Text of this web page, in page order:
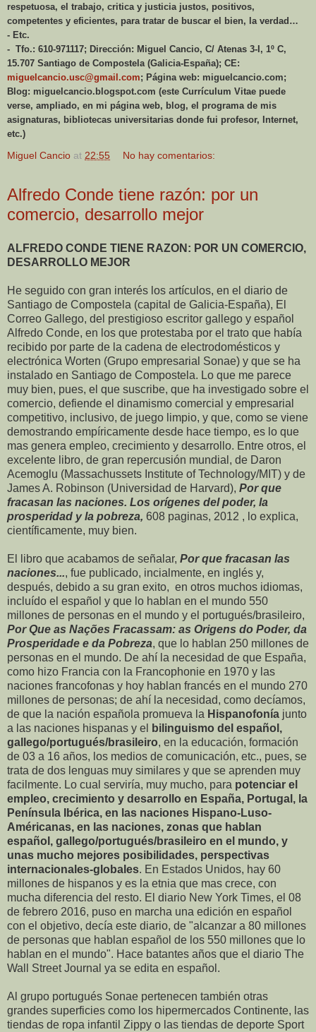
respetuosa, el trabajo, critica y justicia justos, positivos,
competentes y eficientes, para tratar de buscar el bien, la verdad…
- Etc.
- Tfo.: 610-971117; Dirección: Miguel Cancio, C/ Atenas 3-I, 1º C,
15.707 Santiago de Compostela (Galicia-España); CE:
miguelcancio.usc@gmail.com; Página web: miguelcancio.com;
Blog: miguelcancio.blogspot.com (este Currículum Vitae puede
verse, ampliado, en mi página web, blog, el programa de mis
asignaturas, bibliotecas universitarias donde fui profesor, Internet,
etc.)
Miguel Cancio at 22:55 No hay comentarios:
Alfredo Conde tiene razón: por un
comercio, desarrollo mejor
ALFREDO CONDE TIENE RAZON: POR UN COMERCIO,
DESARROLLO MEJOR
He seguido con gran interés los artículos, en el diario de
Santiago de Compostela (capital de Galicia-España), El
Correo Gallego, del prestigioso escritor gallego y español
Alfredo Conde, en los que protestaba por el trato que había
recibido por parte de la cadena de electrodomésticos y
electrónica Worten (Grupo empresarial Sonae) y que se ha
instalado en Santiago de Compostela. Lo que me parece
muy bien, pues, el que suscribe, que ha investigado sobre el
comercio, defiende el dinamismo comercial y empresarial
competitivo, inclusivo, de juego limpio, y que, como se viene
demostrando empíricamente desde hace tiempo, es lo que
mas genera empleo, crecimiento y desarrollo. Entre otros, el
excelente libro, de gran repercusión mundial, de Daron
Acemoglu (Massachussets Institute of Technology/MIT) y de
James A. Robinson (Universidad de Harvard), Por que
fracasan las naciones. Los orígenes del poder, la
prosperidad y la pobreza, 608 paginas, 2012 , lo explica,
científicamente, muy bien.
El libro que acabamos de señalar, Por que fracasan las
naciones..., fue publicado, incialmente, en inglés y,
después, debido a su gran exito, en otros muchos idiomas,
incluído el español y que lo hablan en el mundo 550
millones de personas en el mundo y el portugués/brasileiro,
Por Que as Nações Fracassam: as Origens do Poder, da
Prosperidade e da Pobreza, que lo hablan 250 millones de
personas en el mundo. De ahí la necesidad de que España,
como hizo Francia con la Francophonie en 1970 y las
naciones francofonas y hoy hablan francés en el mundo 270
millones de personas; de ahí la necesidad, como decíamos,
de que la nación española promueva la Hispanofonía junto
a las naciones hispanas y el
bilinguismo del español,
gallego/portugués/brasileiro, en la educación, formación
de 03 a 16 años, los medios de comunicación, etc., pues, se
trata de dos lenguas muy similares y que se aprenden muy
facilmente. Lo cual serviría, muy mucho, para potenciar el
empleo, crecimiento y desarrollo en España, Portugal, la
Península Ibérica, en las naciones Hispano-Luso-
Américanas, en las naciones, zonas que hablan
español, gallego/portugués/brasileiro en el mundo, y
unas mucho mejores posibilidades, perspectivas
internacionales-globales. En Estados Unidos, hay 60
millones de hispanos y es la etnia que mas crece, con
mucha diferencia del resto. El diario New York Times, el 08
de febrero 2016, puso en marcha una edición en español
con el objetivo, decía este diario, de "alcanzar a 80 millones
de personas que hablan español de los 550 millones que lo
hablan en el mundo". Hace batantes años que el diario The
Wall Street Journal ya se edita en español.
Al grupo portugués Sonae pertenecen también otras
grandes superficies como los hipermercados Continente, las
tiendas de ropa infantil Zippy o las tiendas de deporte Sport